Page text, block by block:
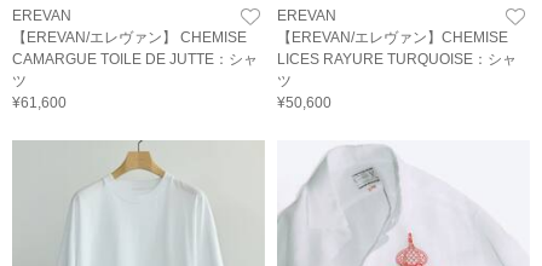
EREVAN
【EREVAN/エレヴァン】 CHEMISE
CAMARGUE TOILE DE JUTTE：シャ
ツ
¥61,600
EREVAN
【EREVAN/エレヴァン】CHEMISE
LICES RAYURE TURQUOISE：シャ
ツ
¥50,600